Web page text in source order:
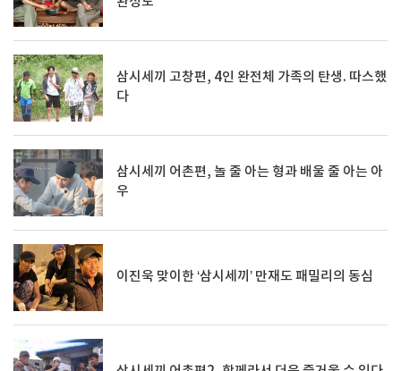
삼시세끼 고창편, 4인 완전체 가족의 탄생. 따스했
다
삼시세끼 어촌편, 놀 줄 아는 형과 배울 줄 아는 아
우
이진욱 맞이한 ‘삼시세끼’ 만재도 패밀리의 동심